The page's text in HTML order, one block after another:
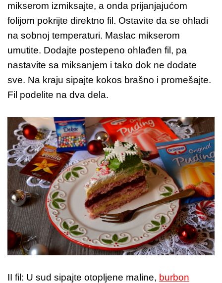
mikserom izmiksajte, a onda prijanjajućom
folijom pokrijte direktno fil. Ostavite da se ohladi
na sobnoj temperaturi. Maslac mikserom
umutite. Dodajte postepeno ohlađen fil, pa
nastavite sa miksanjem i tako dok ne dodate
sve. Na kraju sipajte kokos brašno i promešajte.
Fil podelite na dva dela.
II fil: U sud sipajte otopljene maline, burbon